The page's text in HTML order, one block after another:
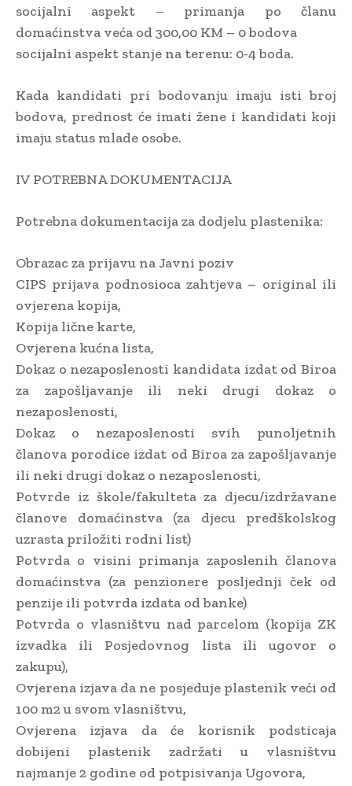
socijalni aspekt – primanja po članu
domaćinstva veća od 300,00 KM – 0 bodova
socijalni aspekt stanje na terenu: 0-4 boda.
Kada kandidati pri bodovanju imaju isti broj
bodova, prednost će imati žene i kandidati koji
imaju status mlade osobe.
IV POTREBNA DOKUMENTACIJA
Potrebna dokumentacija za dodjelu plastenika:
Obrazac za prijavu na Javni poziv
CIPS prijava podnosioca zahtjeva – original ili
ovjerena kopija,
Kopija lične karte,
Ovjerena kućna lista,
Dokaz o nezaposlenosti kandidata izdat od Biroa
za zapošljavanje ili neki drugi dokaz o
nezaposlenosti,
Dokaz o nezaposlenosti svih punoljetnih
članova porodice izdat od Biroa za zapošljavanje
ili neki drugi dokaz o nezaposlenosti,
Potvrde iz škole/fakulteta za djecu/izdržavane
članove domaćinstva (za djecu predškolskog
uzrasta priložiti rodni list)
Potvrda o visini primanja zaposlenih članova
domaćinstva (za penzionere posljednji ček od
penzije ili potvrda izdata od banke)
Potvrda o vlasništvu nad parcelom (kopija ZK
izvadka ili Posjedovnog lista ili ugovor o
zakupu),
Ovjerena izjava da ne posjeduje plastenik veći od
100 m2 u svom vlasništvu,
Ovjerena izjava da će korisnik podsticaja
dobijeni plastenik zadržati u vlasništvu
najmanje 2 godine od potpisivanja Ugovora,